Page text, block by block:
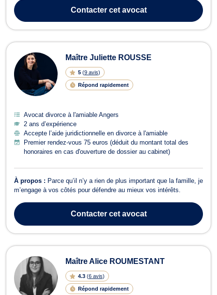
des procédures souvent complexes et sensibles. DOMAINES DE
COMPETENCES 🔹 Droit de la...
Contactercet avocat
Maître Juliette ROUSSE
5 (9 avis)
Répond rapidement
Avocat divorce à l'amiable Angers
2 ans d’expérience
Accepte l’aide juridictionnelle en divorce à l'amiable
Premier rendez-vous 75 euros (déduit du montant total des
honoraires en cas d'ouverture de dossier au cabinet)
À propos : Parce qu’il n’y a rien de plus important que la famille, je
m’engage à vos côtés pour défendre au mieux vos intérêts.
Contactercet avocat
Maître Alice ROUMESTANT
4.3 (6 avis)
Répond rapidement